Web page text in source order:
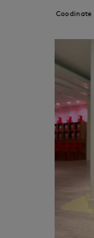
Coodinate